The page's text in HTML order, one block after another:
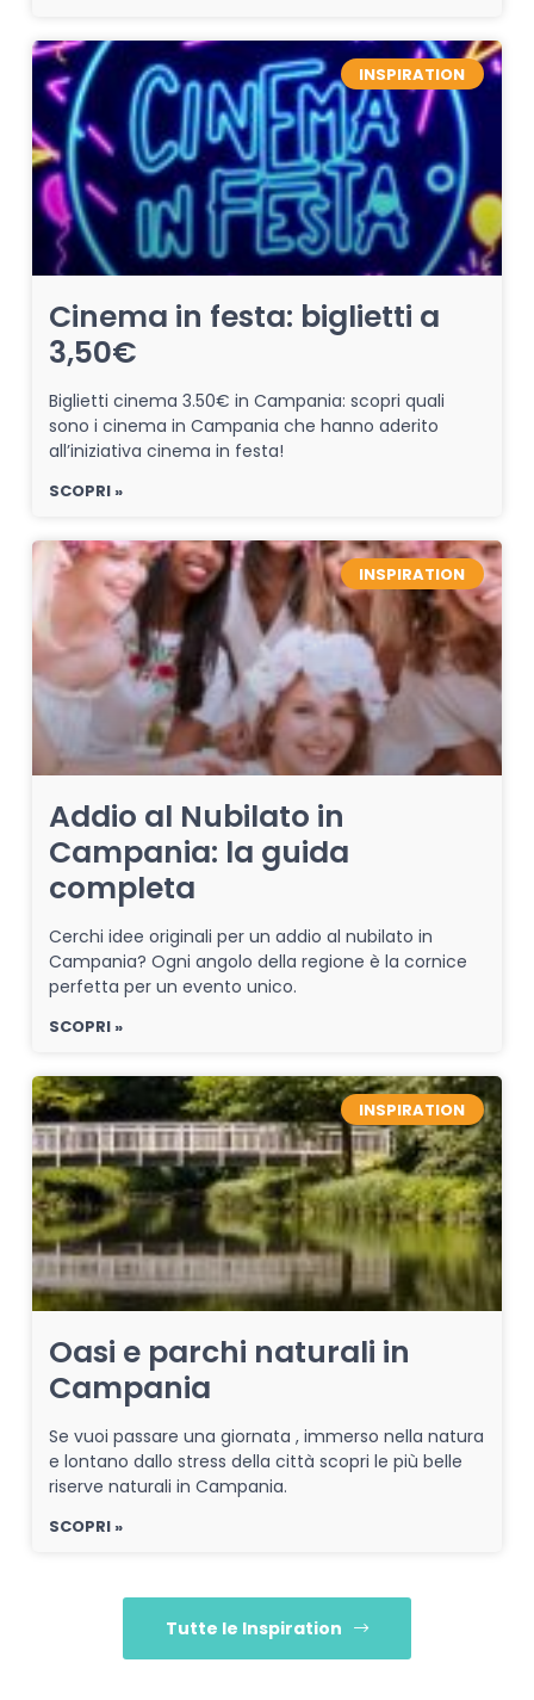
INSPIRATION
Cinema in festa: biglietti a
3,50€
Biglietti cinema 3.50€ in Campania: scopri quali
sono i cinema in Campania che hanno aderito
all’iniziativa cinema in festa!
SCOPRI »
INSPIRATION
Addio al Nubilato in
Campania: la guida
completa
Cerchi idee originali per un addio al nubilato in
Campania? Ogni angolo della regione è la cornice
perfetta per un evento unico.
SCOPRI »
INSPIRATION
Oasi e parchi naturali in
Campania
Se vuoi passare una giornata , immerso nella natura
e lontano dallo stress della città scopri le più belle
riserve naturali in Campania.
SCOPRI »
Tutte le Inspiration